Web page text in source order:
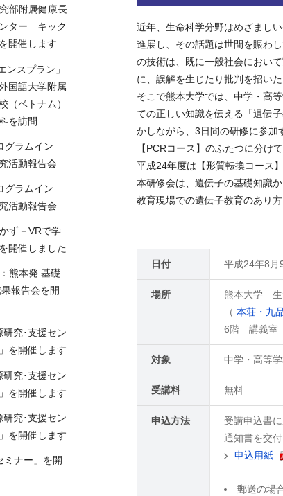
近年、生命科学分野はめざまし
進展し、その話題は世間を賑わ
の技術は、既に一般社会におい
に、誤解を生じたり批判を招い
そこで熊本大学では、中学・高
ての正しい知識を伝える「遺伝
かしながら、3日間の研修に参加
【PCRコース】のふたつに分け
平成24年度は【形質転換コース
本研修会は、遺伝子の基礎知識
教育現場での遺伝子教育のあり
日付 平成24年8月
場所
熊本大学 生
（ 本荘・九
6階 講義室
対象 中学・高等
受講料 無料
申込方法
受講申込書
通知書を交付
申込用紙
郵送の場
部附属健康長
ター キック
開催します
ンスプラン」
国語大学附属
（ベトナム）
を訪問
グラムイン
活動報告会
グラムイン
活動報告会
ず－VRで学
開催しました
熊本発 基礎
報告会を開
研究･支援セン
を開催します
研究･支援セン
を開催します
研究･支援セン
を開催します
ミナー」を開